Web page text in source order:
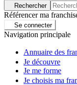
Rechercher
Référencer ma
Se connecter
Navigation principale
Annuaire des
Je découvre
Je me forme
Je choisis ma